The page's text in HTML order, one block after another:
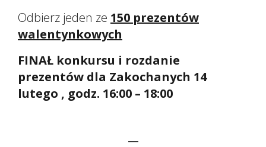
Odbierz jeden ze 150 prezentów
walentynkowych
FINAŁ konkursu i rozdanie
prezentów dla Zakochanych 14
lutego , godz. 16:00 – 18:00